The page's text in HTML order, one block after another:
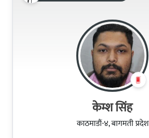
केम्श सिंह
काठमाडौं-४, बागमती प्रदेश